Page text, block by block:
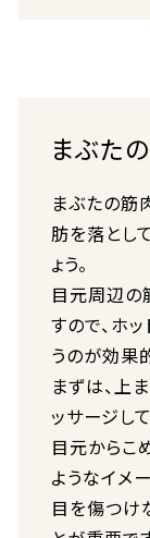
まぶた
まぶたの筋
肪を落とし
ょう。
目元周辺の
すので、ホ
うのが効果
まずは、上
ッサージし
目元からこ
ようなイメ
目を傷つけ